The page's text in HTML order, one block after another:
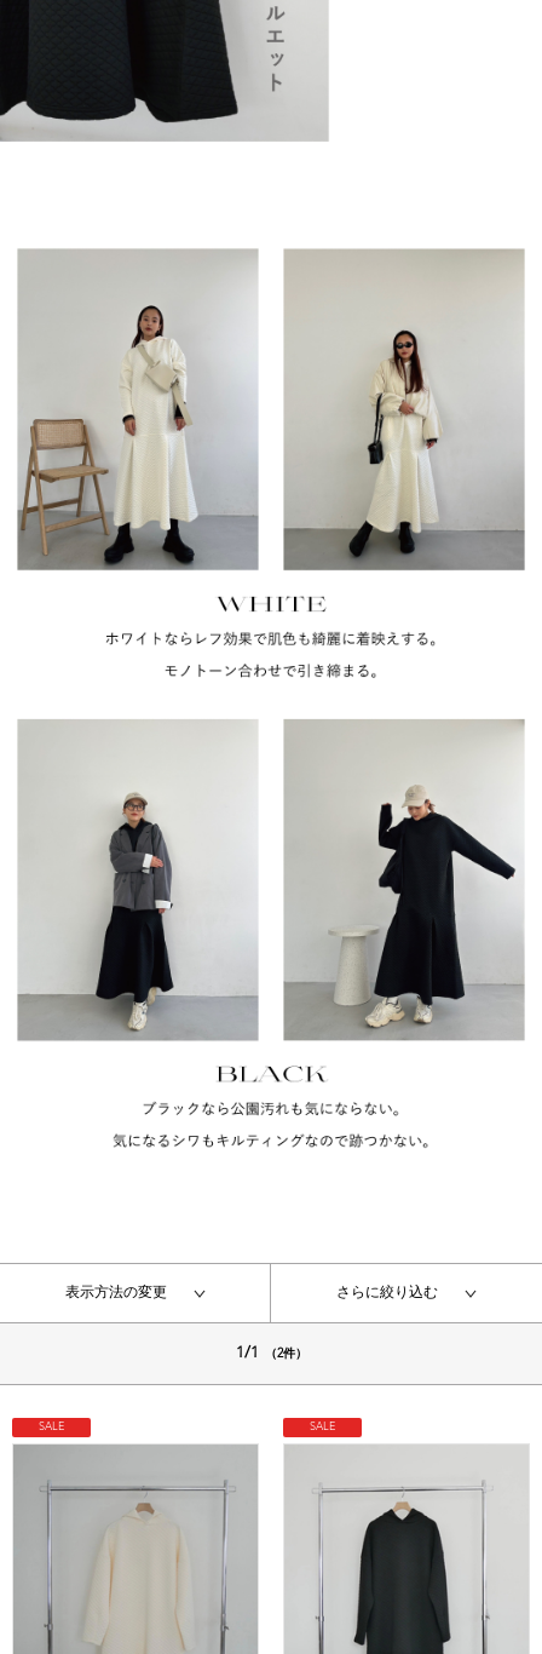
表示方法の変更 さらに絞り込む
1/1 （2件）
SALE SALE